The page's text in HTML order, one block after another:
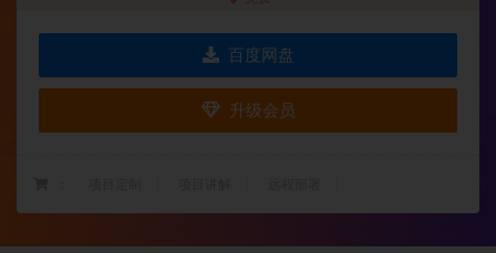
百度网盘
升级会员